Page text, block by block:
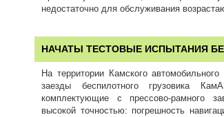
недостаточно для обслуживания
НАЧАТЫ ТЕСТОВЫЕ ИСПЫТАНИЯ
На территории Камского
заезды беспилотного грузовика
комплектующие с прессово-рамного
высокой точностью: погрешность